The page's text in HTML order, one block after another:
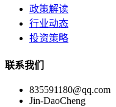
政策解读
行业动态
投资策略
联系我们
835591180@qq.com
Jin-DaoCheng